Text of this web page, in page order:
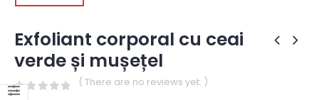
Exfoliant corporal cu ceai
verde și mușețel
( There are no reviews yet. )